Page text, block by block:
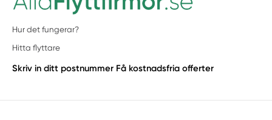
Hur det fungerar?
Hitta flyttare
Skriv in ditt postnummer Få kostnadsfria offerter